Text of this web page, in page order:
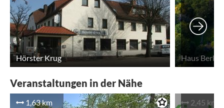
Hörster Krug Haus
Veranstaltungen in der Nähe
1,63 km 2,45 km